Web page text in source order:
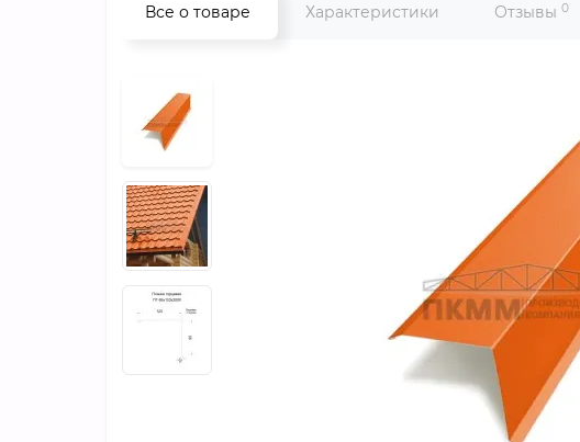
Все о товаре Характеристики Отзывы 0